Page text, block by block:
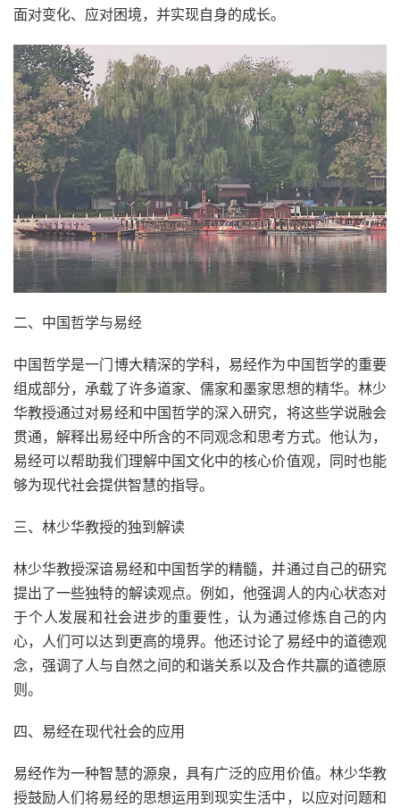
面对变化、应对困境，并实现自身的成长。
二、中国哲学与易经
中国哲学是一门博大精深的学科，易经作为中国哲学的重要
组成部分，承载了许多道家、儒家和墨家思想的精华。林少
华教授通过对易经和中国哲学的深入研究，将这些学说融会
贯通，解释出易经中所含的不同观念和思考方式。他认为，
易经可以帮助我们理解中国文化中的核心价值观，同时也能
够为现代社会提供智慧的指导。
三、林少华教授的独到解读
林少华教授深谙易经和中国哲学的精髓，并通过自己的研究
提出了一些独特的解读观点。例如，他强调人的内心状态对
于个人发展和社会进步的重要性，认为通过修炼自己的内
心，人们可以达到更高的境界。他还讨论了易经中的道德观
念，强调了人与自然之间的和谐关系以及合作共赢的道德原
则。
四、易经在现代社会的应用
易经作为一种智慧的源泉，具有广泛的应用价值。林少华教
授鼓励人们将易经的思想运用到现实生活中，以应对问题和